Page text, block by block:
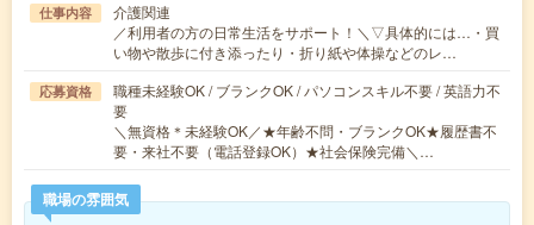
仕事内容
介護関連
／利用者の方の日常生活をサポート！＼▽具体的には…・買
い物や散歩に付き添ったり・折り紙や体操などのレ…
応募資格
職種未経験OK / ブランクOK / パソコンスキル不要 / 英語力不
要
＼無資格＊未経験OK／★年齢不問・ブランクOK★履歴書不
要・来社不要（電話登録OK）★社会保険完備＼…
職場の雰囲気